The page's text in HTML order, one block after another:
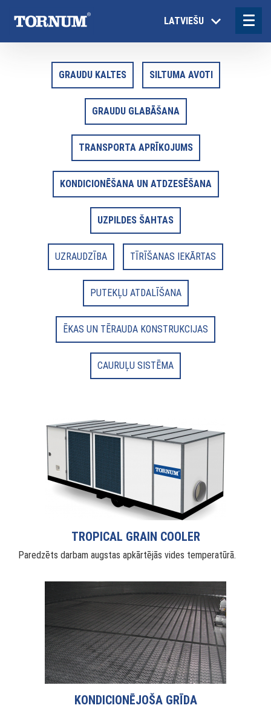
LATVIEŠU
GRAUDU KALTES SILTUMA AVOTI
GRAUDU GLABĀŠANA
TRANSPORTA APRĪKOJUMS
KONDICIONĒŠANA UN ATDZESĒŠANA
UZPILDES ŠAHTAS
UZRAUDZĪBA TĪRĪŠANAS IEKĀRTAS
PUTEKĻU ATDALĪŠANA
ĒKAS UN TĒRAUDA KONSTRUKCIJAS
CAURUĻU SISTĒMA
TROPICAL GRAIN COOLER
Paredzēts darbam augstas apkārtējās vides temperatūrā.
KONDICIONĒJOŠA GRĪDA